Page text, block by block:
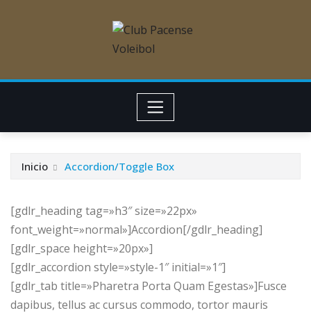
Inicio Accordion/Toggle Box
[gdlr_heading tag=»h3″ size=»22px»
font_weight=»normal»]Accordion[/gdlr_heading]
[gdlr_space height=»20px»]
[gdlr_accordion style=»style-1″ initial=»1″]
[gdlr_tab title=»Pharetra Porta Quam Egestas»]Fusce
dapibus, tellus ac cursus commodo, tortor mauris